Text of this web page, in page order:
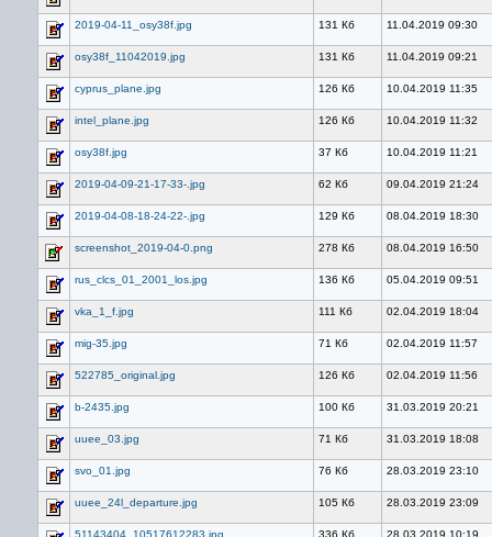
2019-04-11_osy38f.jpg 131 Кб 11.04.2019 09:30
osy38f_11042019.jpg 131 Кб 11.04.2019 09:21
cyprus_plane.jpg 126 Кб 10.04.2019 11:35
intel_plane.jpg 126 Кб 10.04.2019 11:32
osy38f.jpg 37 Кб 10.04.2019 11:21
2019-04-09-21-17-33-.jpg 62 Кб 09.04.2019 21:24
2019-04-08-18-24-22-.jpg 129 Кб 08.04.2019 18:30
screenshot_2019-04-0.png 278 Кб 08.04.2019 16:50
rus_clcs_01_2001_los.jpg 136 Кб 05.04.2019 09:51
vka_1_f.jpg 111 Кб 02.04.2019 18:04
mig-35.jpg 71 Кб 02.04.2019 11:57
522785_original.jpg 126 Кб 02.04.2019 11:56
b-2435.jpg 100 Кб 31.03.2019 20:21
uuee_03.jpg 71 Кб 31.03.2019 18:08
svo_01.jpg 76 Кб 28.03.2019 23:10
uuee_24l_departure.jpg 105 Кб 28.03.2019 23:09
51143404_10517612283.jpg 336 Кб 28.03.2019 10:19